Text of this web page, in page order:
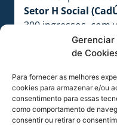
de
Para fornecer as melhores
cookies para armazenar e/ou
consentimento para essas
como comportamento de
consentir ou retirar o
Setor H Social
300 ingressos, com
bilheterias,
no CadÚnico e
Área Vip E:R$
ATENÇÃO: